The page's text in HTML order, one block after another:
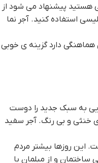
هستید پیشنهاد می شود از
استفاده کنید. آجر نما
هماهنگی دارد گزینه ی خوبی
به سبک جدید را دوست
خنثی و بی رنگ. آجر سفید
این روزها بیشتر مردم
ساختمان و از مبلمان با